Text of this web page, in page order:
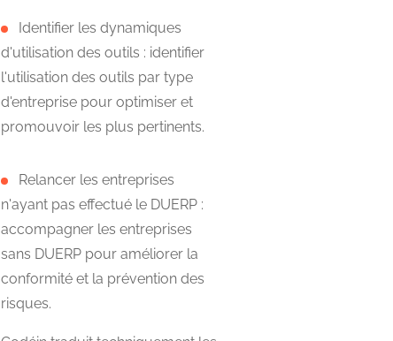
Identifier les dynamiques
d'utilisation des outils : identifier
l'utilisation des outils par type
d'entreprise pour optimiser et
promouvoir les plus pertinents.
Relancer les entreprises
n'ayant pas effectué le DUERP :
accompagner les entreprises
sans DUERP pour améliorer la
conformité et la prévention des
risques.